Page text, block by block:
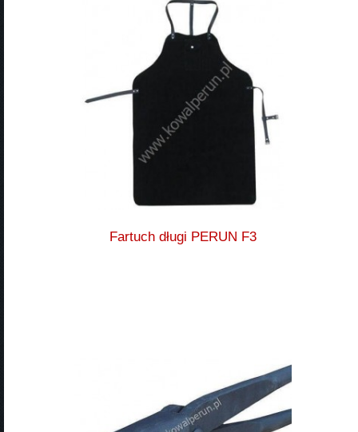
Fartuch długi PERUN F3